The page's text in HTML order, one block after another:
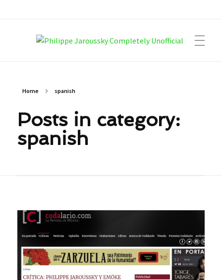
Home spanish
Posts in category:
spanish